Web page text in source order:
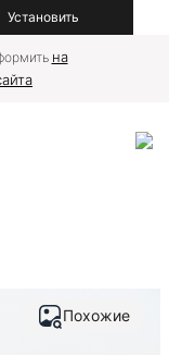
Установить
на
Похожие